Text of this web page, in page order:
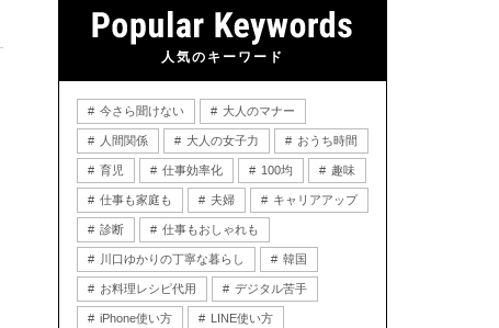
人気のキーワード
今さら聞けない 大人のマナー
人間関係 大人の女子力 おうち時間
育児 仕事効率化 100均 趣味
仕事も家庭も 夫婦 キャリアアップ
診断 仕事もおしゃれも
川口ゆかりの丁寧な暮らし 韓国
お料理レシピ代用 デジタル苦手
iPhone使い方 LINE使い方